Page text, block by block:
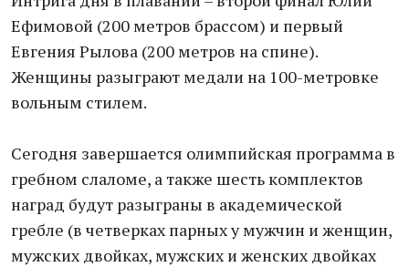
Ефимовой (200 метров брассом) и первый
Евгения Рылова (200 метров на спине).
Женщины разыграют медали на 100-метровке
вольным стилем.
Сегодня завершается олимпийская программа в
гребном слаломе, а также шесть комплектов
наград будут разыграны в академической
гребле (в четверках парных у мужчин и женщин,
мужских двойках, мужских и женских двойках